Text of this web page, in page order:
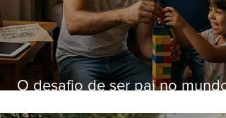
O desafio de ser pai no mundo